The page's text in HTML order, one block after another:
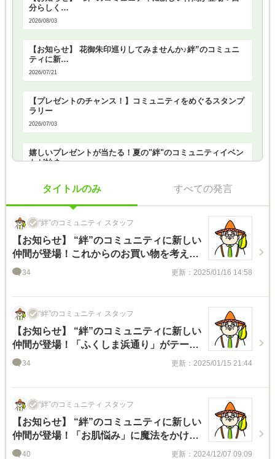
分らしく…
2026/08/03
【お知らせ】 花御朱印巡りしてみませんか♪絆”のコミュニ
ティに新…
2026/07/21
【プレゼントのチャンス！】コミュニティをめぐるスタンプ
ラリー
2026/07/03
嬉しいプレゼントが当たる！夏の"絆"のコミュニティイベン
トが始ま…
タイトルのみ すべての発言
“絆”のコミュニティ スタッフ
【お知らせ】 “絆”のコミュニティに新しい
仲間が登場！これからのお買い物を考える
井戸端会議コミュニティ！
34 更新：2025/01/16 14:58
“絆”のコミュニティ スタッフ
【お知らせ】 “絆”のコミュニティに新しい
仲間が登場！「ふくしま浜通り」がテーマ
のコミュニティ！
34 更新：2025/01/15 21:44
“絆”のコミュニティ スタッフ
【お知らせ】 “絆”のコミュニティに新しい
仲間が登場！「お肌悩み」に魔法をかけち
ゃうコミュニティ！
40 更新：2024/12/07 09:09